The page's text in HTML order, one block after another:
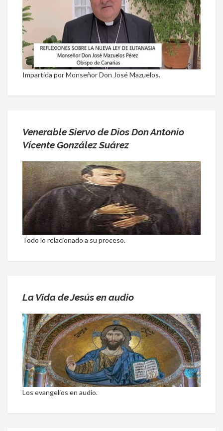
Impartida por Monseñor Don José Mazuelos.
Venerable Siervo de Dios Don Antonio
Vicente González Suárez
Todo lo relacionado a su proceso.
La Vida de Jesús en audio
Los evangelios en audio.